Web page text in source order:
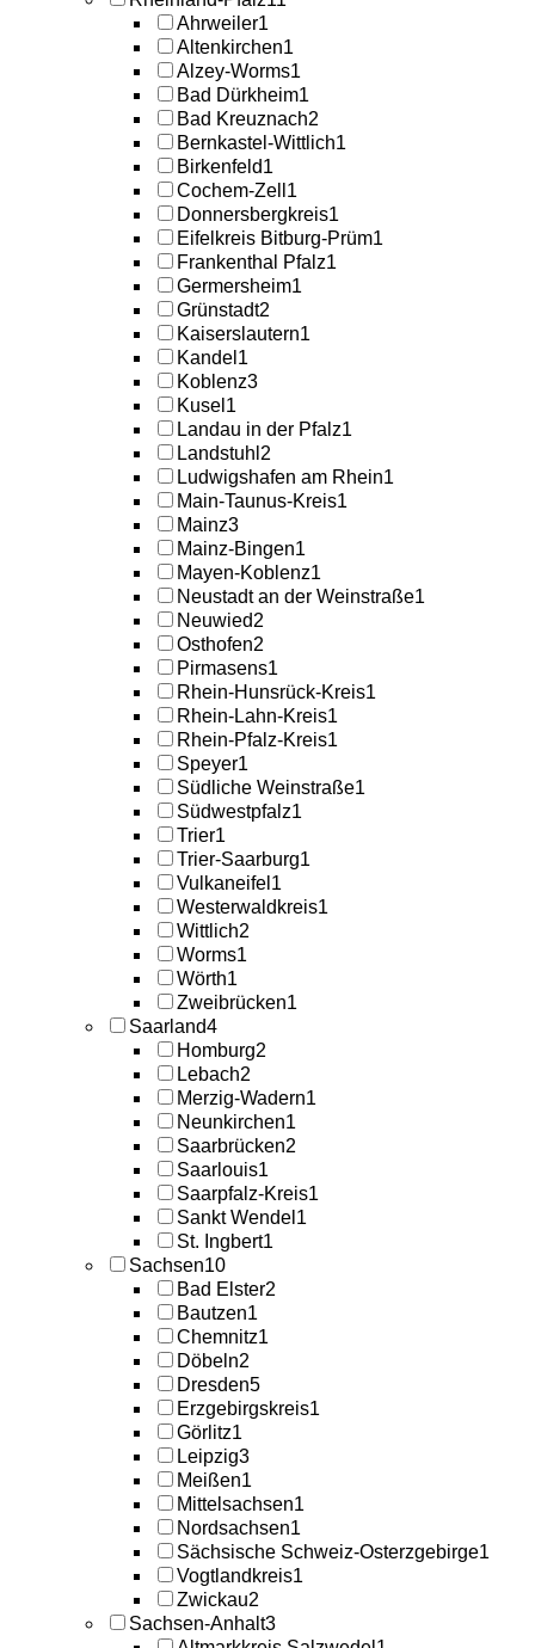
Ahrweiler1
Altenkirchen1
Alzey-Worms1
Bad Dürkheim1
Bad Kreuznach2
Bernkastel-Wittlich1
Birkenfeld1
Cochem-Zell 1
Donnersbergkreis1
Eifelkreis Bitburg-Prüm1
Frankenthal Pfalz1
Germersheim1
Grünstadt2
Kaiserslautern1
Kandel 1
Koblenz3
Kusel 1
Landau in der Pfalz1
Landstuhl 2
Ludwigshafen am Rhein1
Main-Taunus-Kreis1
Mainz3
Mainz-Bingen1
Mayen-Koblenz1
Neustadt an der Weinstraße1
Neuwied2
Osthofen2
Pirmasens1
Rhein-Hunsrück-Kreis1
Rhein-Lahn-Kreis1
Rhein-Pfalz-Kreis1
Speyer1
Südliche Weinstraße1
Südwestpfalz1
Trier1
Trier-Saarburg1
Vulkaneifel 1
Westerwaldkreis1
Wittlich2
Worms1
Wörth1
Zweibrücken1
Saarland4
Homburg2
Lebach2
Merzig-Wadern1
Neunkirchen1
Saarbrücken2
Saarlouis1
Saarpfalz-Kreis1
Sankt Wendel 1
St. Ingbert1
Sachsen10
Bad Elster2
Bautzen1
Chemnitz1
Döbeln2
Dresden5
Erzgebirgskreis1
Görlitz1
Leipzig3
Meißen1
Mittelsachsen1
Nordsachsen1
Sächsische Schweiz-Osterzgebirge1
Vogtlandkreis1
Zwickau2
Sachsen-Anhalt3